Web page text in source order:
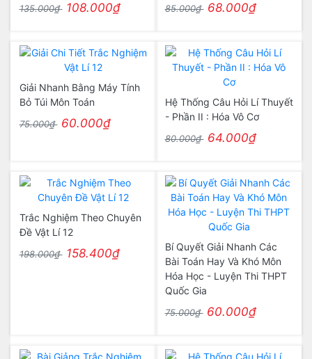
135.000₫ 108.000₫ 85.000₫ 68.000₫
Giải Nhanh Bằng Máy Tính
Bỏ Túi Môn Toán
75.000₫ 60.000₫
Hệ Thống Câu Hỏi Lí Thuyết
- Phần II : Hóa Vô Cơ
80.000₫ 64.000₫
Trắc Nghiệm Theo Chuyên
Đề Vật Lí 12
198.000₫ 158.400₫
Bí Quyết Giải Nhanh Các
Bài Toán Hay Và Khó Môn
Hóa Học - Luyện Thi THPT
Quốc Gia
75.000₫ 60.000₫